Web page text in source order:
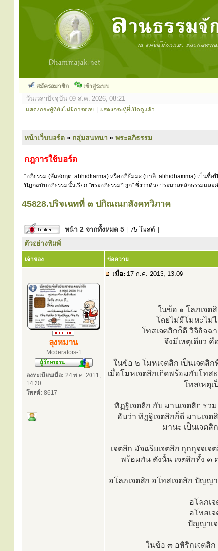
สมัครสมาชิก เข้าสู่ระบบ
วันเวลาปัจจุบัน 09 ส.ค. 2026, 08:21
แสดงกระทู้ที่ยังไม่มีการตอบ แสดงกระทู้ที่เปิดดูแล้ว
หน้าเว็บบอร์ด » กลุ่มสนทนา » พระอภิธรรม
กฎการใช้บอร์ด
“อภิธรรม (สันสกฤต: abhidharma) หรืออภิธัมมะ (บาลี: abhidhamma) เป็น
ปิฎกฉบับอภิธรรมนั้นเรียก "พระอภิธรรมปิฎก" ซึ่งว่าด้วยประมวลหลักธรรมแล
45828.ปริจเฉทที่ ๓ ปกิณณกสังคหวิภาค
หน้า 2 จากทั้งหมด 5 [ 75 โพสต์ ]
ตัวอย่างพิมพ์
เจ้าของ ข้อความ
เมื่อ: 17 ก.ค. 2013, 13:09
ลุงหมาน
Moderators-1
ลงทะเบียนเมื่อ: 24 พ.ค. 2011,
14:20
โพสต์: 8617
ในข้อ ๑ โลภเจต
โดยไม่มีโมหะไม่ไ
โทสเจตสิกก็ดี วิจิกิจฉ
จึงมีเหตุเดียว
ในข้อ ๒ โมหเจตสิก เป็นเจตสิ
เมื่อโมหเจตสิกเกิดพร้อมกับโทส
โทสเหตุเ
ทิฏฐิเจตสิก กับ มานเจตสิก รว
อันว่า ทิฏฐิเจตสิกก็ดี มานเจ
มานะ เป็นเจต
เจตสิก มัจฉริยเจตสิก กุกกุจจเ
พร้อมกัน ดังนั้น เจตสิกทั้ง ๓
อโลภเจตสิก อโทสเจตสิก ปัญญ
อโลภเ
อโทสเ
ปัญญาเจ
ในข้อ ๓ อหิริกเจตสิก